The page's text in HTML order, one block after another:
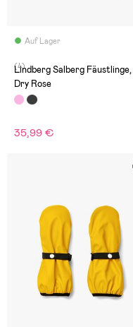
Auf Lager
(4)
Lindberg Salberg Fäustlinge,
Dry Rose
35,99 €